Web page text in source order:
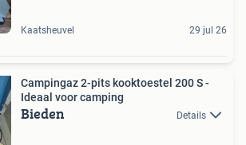
Kaatsheuvel 29 jul 26
Campingaz 2-pits kooktoestel 200 S -
Ideaal voor camping
Bieden Details